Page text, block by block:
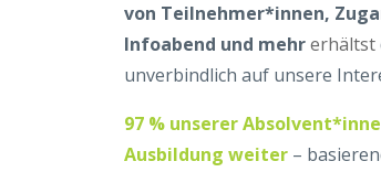
von Teilnehmer*innen,
Infoabend und mehrerhältst
unverbindlich auf unsere
97 % unserer
Ausbildung weiter –